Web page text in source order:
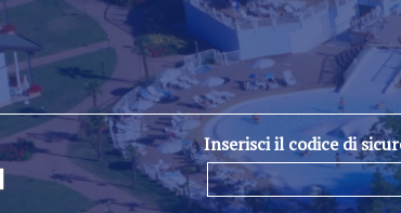
Inserisci il codice di